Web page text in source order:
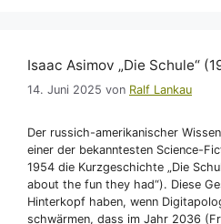
Isaac Asimov „Die Schule“
14. Juni 2025 von Ralf Lankau
Der russich-amerikanischer
einer der bekanntesten Science-
1954 die Kurzgeschichte „Die
about the fun they had“). Diese
Hinterkopf haben, wenn
schwärmen, dass im Jahr 2036